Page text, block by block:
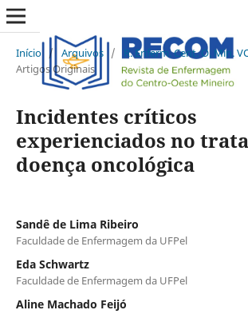
Início / Arquivos / R. Enferm. Cent. O. Min.
Artigos Originais
Incidentes críticos
experienciados no
doença oncológica
Sandê de Lima Ribeiro
Faculdade de Enfermagem da UFPel
Eda Schwartz
Faculdade de Enfermagem da UFPel
Aline Machado Feijó